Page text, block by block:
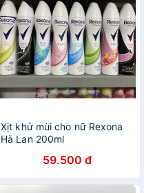
Xịt khử mùi cho nữ Rexona
Hà Lan 200ml
59.500 đ